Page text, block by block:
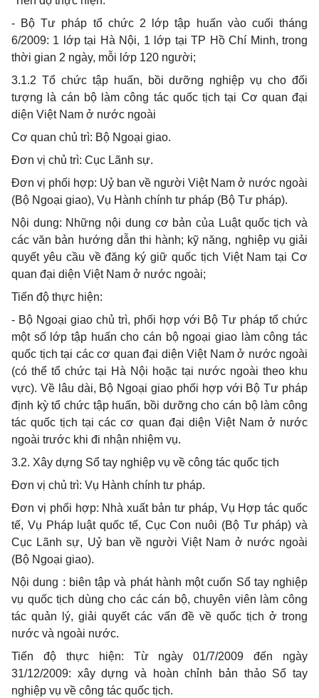
- Bộ Tư pháp tổ chức 2 lớp tập huấn vào cuối tháng
6/2009: 1 lớp tại Hà Nội, 1 lớp tại TP Hồ Chí Minh, trong
thời gian 2 ngày, mỗi lớp 120 người;
3.1.2 Tổ chức tập huấn, bồi dưỡng nghiệp vụ cho đối
tượng là cán bộ làm công tác quốc tịch tại Cơ quan đại
diện Việt Nam ở nước ngoài
Cơ quan chủ trì: Bộ Ngoại giao.
Đơn vị chủ trì: Cục Lãnh sự.
Đơn vị phối hợp: Uỷ ban về người Việt Nam ở nước ngoài
(Bộ Ngoại giao), Vụ Hành chính tư pháp (Bộ Tư pháp).
Nội dung: Những nội dung cơ bản của Luật quốc tịch và
các văn bản hướng dẫn thi hành; kỹ năng, nghiệp vụ giải
quyết yêu cầu về đăng ký giữ quốc tịch Việt Nam tại Cơ
quan đại diện Việt Nam ở nước ngoài;
Tiến độ thực hiện:
- Bộ Ngoại giao chủ trì, phối hợp với Bộ Tư pháp tổ chức
một số lớp tập huấn cho cán bộ ngoại giao làm công tác
quốc tịch tại các cơ quan đại diện Việt Nam ở nước ngoài
(có thể tổ chức tại Hà Nội hoặc tại nước ngoài theo khu
vực). Về lâu dài, Bộ Ngoại giao phối hợp với Bộ Tư pháp
định kỳ tổ chức tập huấn, bồi dưỡng cho cán bộ làm công
tác quốc tịch tại các cơ quan đại diện Việt Nam ở nước
ngoài trước khi đi nhận nhiệm vụ.
3.2. Xây dựng Sổ tay nghiệp vụ về công tác quốc tịch
Đơn vị chủ trì: Vụ Hành chính tư pháp.
Đơn vị phối hợp: Nhà xuất bản tư pháp, Vụ Hợp tác quốc
tế, Vụ Pháp luật quốc tế, Cục Con nuôi (Bộ Tư pháp) và
Cục Lãnh sự, Uỷ ban về người Việt Nam ở nước ngoài
(Bộ Ngoại giao).
Nội dung : biên tập và phát hành một cuốn Sổ tay nghiệp
vụ quốc tịch dùng cho các cán bộ, chuyên viên làm công
tác quản lý, giải quyết các vấn đề về quốc tịch ở trong
nước và ngoài nước.
Tiến độ thực hiện: Từ ngày 01/7/2009 đến ngày
31/12/2009: xây dựng và hoàn chỉnh bản thảo Sổ tay
nghiệp vụ về công tác quốc tịch.